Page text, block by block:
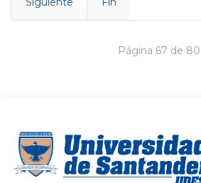
Página 67 de 80